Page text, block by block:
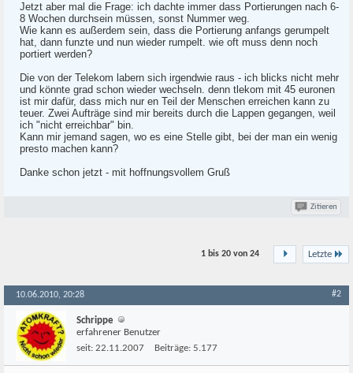
Jetzt aber mal die Frage: ich dachte immer dass Portierungen nach 6-
8 Wochen durchsein müssen, sonst Nummer weg.
Wie kann es außerdem sein, dass die Portierung anfangs gerumpelt
hat, dann funzte und nun wieder rumpelt. wie oft muss denn noch
portiert werden?
Die von der Telekom labern sich irgendwie raus - ich blicks nicht mehr
und könnte grad schon wieder wechseln. denn tlekom mit 45 euronen
ist mir dafür, dass mich nur en Teil der Menschen erreichen kann zu
teuer. Zwei Aufträge sind mir bereits durch die Lappen gegangen, weil
ich "nicht erreichbar" bin.
Kann mir jemand sagen, wo es eine Stelle gibt, bei der man ein wenig
presto machen kann?
Danke schon jetzt - mit hoffnungsvollem Gruß
Zitieren
Letzte
1 bis 20 von 24
10.06.2010, 20:28 #2
Schrippe
erfahrener Benutzer
seit: 22.11.2007 Beiträge: 5.177